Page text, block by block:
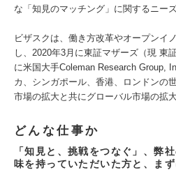
な「知見のマッチング」に関するニー
ビザスクは、働き方改革やオープンイ
し、2020年3月に東証マザーズ（現 東
に米国大手Coleman Research Group,
カ、シンガポール、香港、ロンドンの
市場の拡大と共にグローバル市場の拡
どんな仕事か
「知見と、挑戦をつなぐ」、弊
味を持っていただいた方と、ま